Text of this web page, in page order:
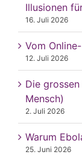
Illusionen
16. Juli 2026
Vom
12. Juli 2026
Die
Mensch)
2. Juli 2026
Warum
25. Juni 2026